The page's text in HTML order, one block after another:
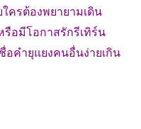
ครต้องพยายามเดิน
รือมีโอกาสรักรีเทิร์น
คำยุแยงคนอื่นง่ายเกิน